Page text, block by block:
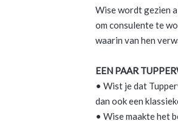
Wise wordt gezien
om consulente te
waarin van hen
EEN PAAR
• Wist je dat
dan ook een
• Wise maakte het